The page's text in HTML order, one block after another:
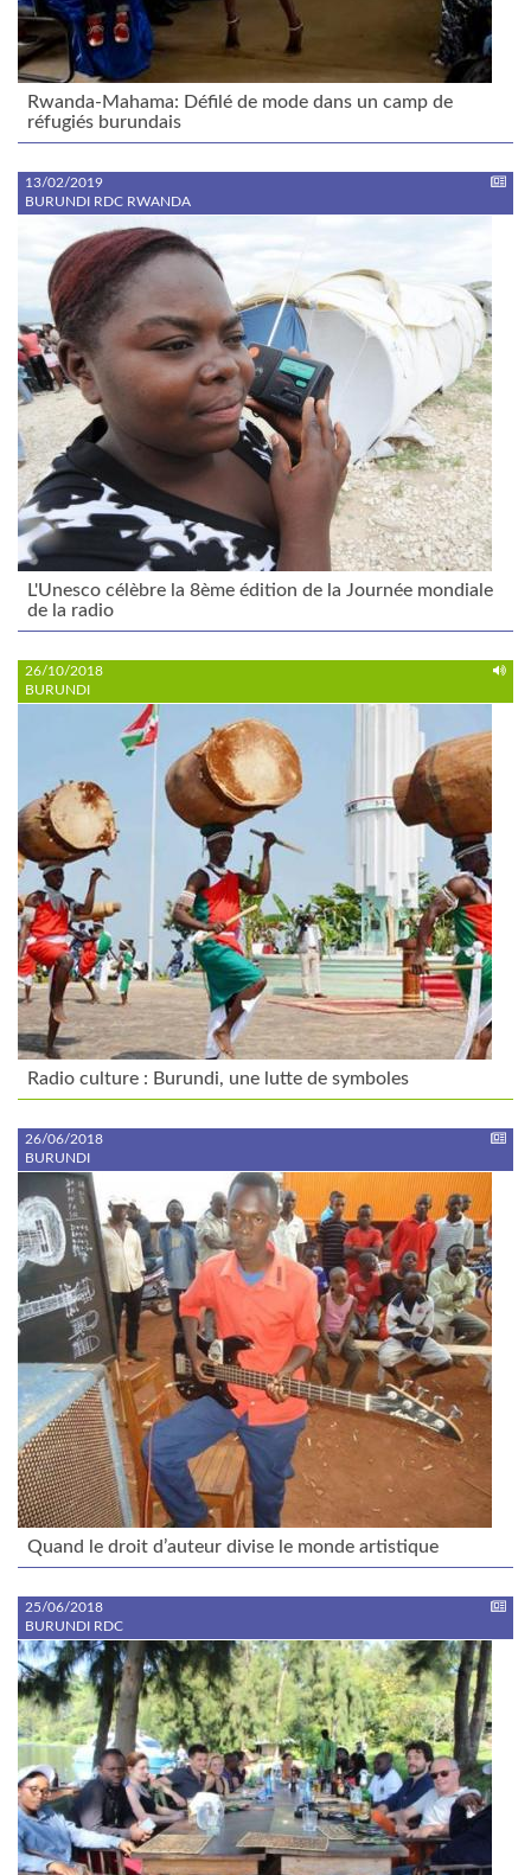
Rwanda-Mahama: Défilé de mode dans un camp de
réfugiés burundais
13/02/2019
BURUNDI RDC RWANDA
L'Unesco célèbre la 8ème édition de la Journée mondiale
de la radio
26/10/2018
BURUNDI
Radio culture : Burundi, une lutte de symboles
26/06/2018
BURUNDI
Quand le droit d’auteur divise le monde artistique
25/06/2018
BURUNDI RDC